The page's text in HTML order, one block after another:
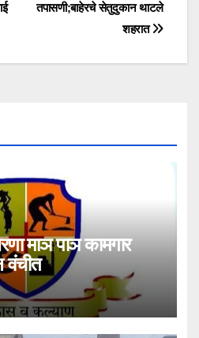
तपासणी;बाहेरचे सेतुदुकान थाटले
शहरात
माञ पाञ कामगार
वंचीत